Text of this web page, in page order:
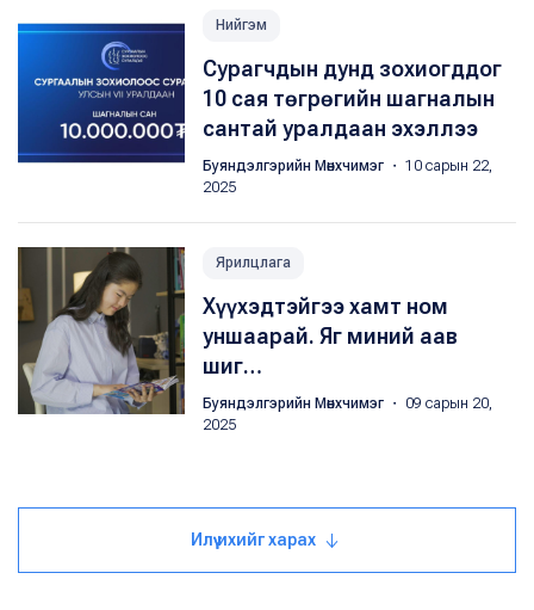
Нийгэм
Сурагчдын дунд зохиогддог
10 сая төгрөгийн шагналын
сантай уралдаан эхэллээ
Буяндэлгэрийн Мөнхчимэг ・ 10 сарын 22,
2025
Ярилцлага
Хүүхэдтэйгээ хамт ном
уншаарай. Яг миний аав
шиг…
Буяндэлгэрийн Мөнхчимэг ・ 09 сарын 20,
2025
Илүү ихийг харах